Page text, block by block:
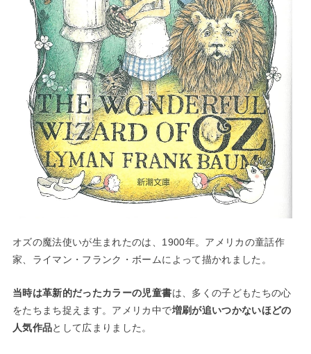
オズの魔法使いが生まれたのは、1900年。アメリカの童話作
家、ライマン・フランク・ボームによって描かれました。
当時は革新的だったカラーの児童書は、多くの子どもたちの心
をたちまち捉えます。アメリカ中で増刷が追いつかないほどの
人気作品として広まりました。